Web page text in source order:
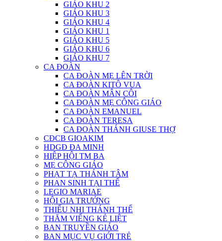
GIÁO KHU 2
GIÁO KHU 3
GIÁO KHU 4
GIÁO KHU 1
GIÁO KHU 5
GIÁO KHU 6
GIÁO KHU 7
CA ĐOÀN
CA ĐOÀN MẸ LÊN TRỜI
CA ĐOÀN KITÔ VUA
CA ĐOÀN MÂN CÔI
CA ĐOÀN MẸ CÔNG GIÁO
CA ĐOÀN EMANUEL
CA ĐOÀN TERESA
CA ĐOÀN THÁNH GIUSE THỢ
CĐCB GIOAKIM
HDGĐ ĐA MINH
HIỆP HỘI TM BA
MẸ CÔNG GIÁO
PHẠT TẠ THÁNH TÂM
PHAN SINH TẠI THẾ
LEGIO MARIAE
HỘI GIA TRƯỞNG
THIẾU NHI THÁNH THỂ
THĂM VIẾNG KẺ LIỆT
BAN TRUYỀN GIÁO
BAN MỤC VỤ GIỚI TRẺ